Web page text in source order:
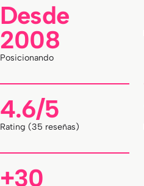
Desde
2008
Posicionando
4.6/5
Rating (35 reseñas)
+30